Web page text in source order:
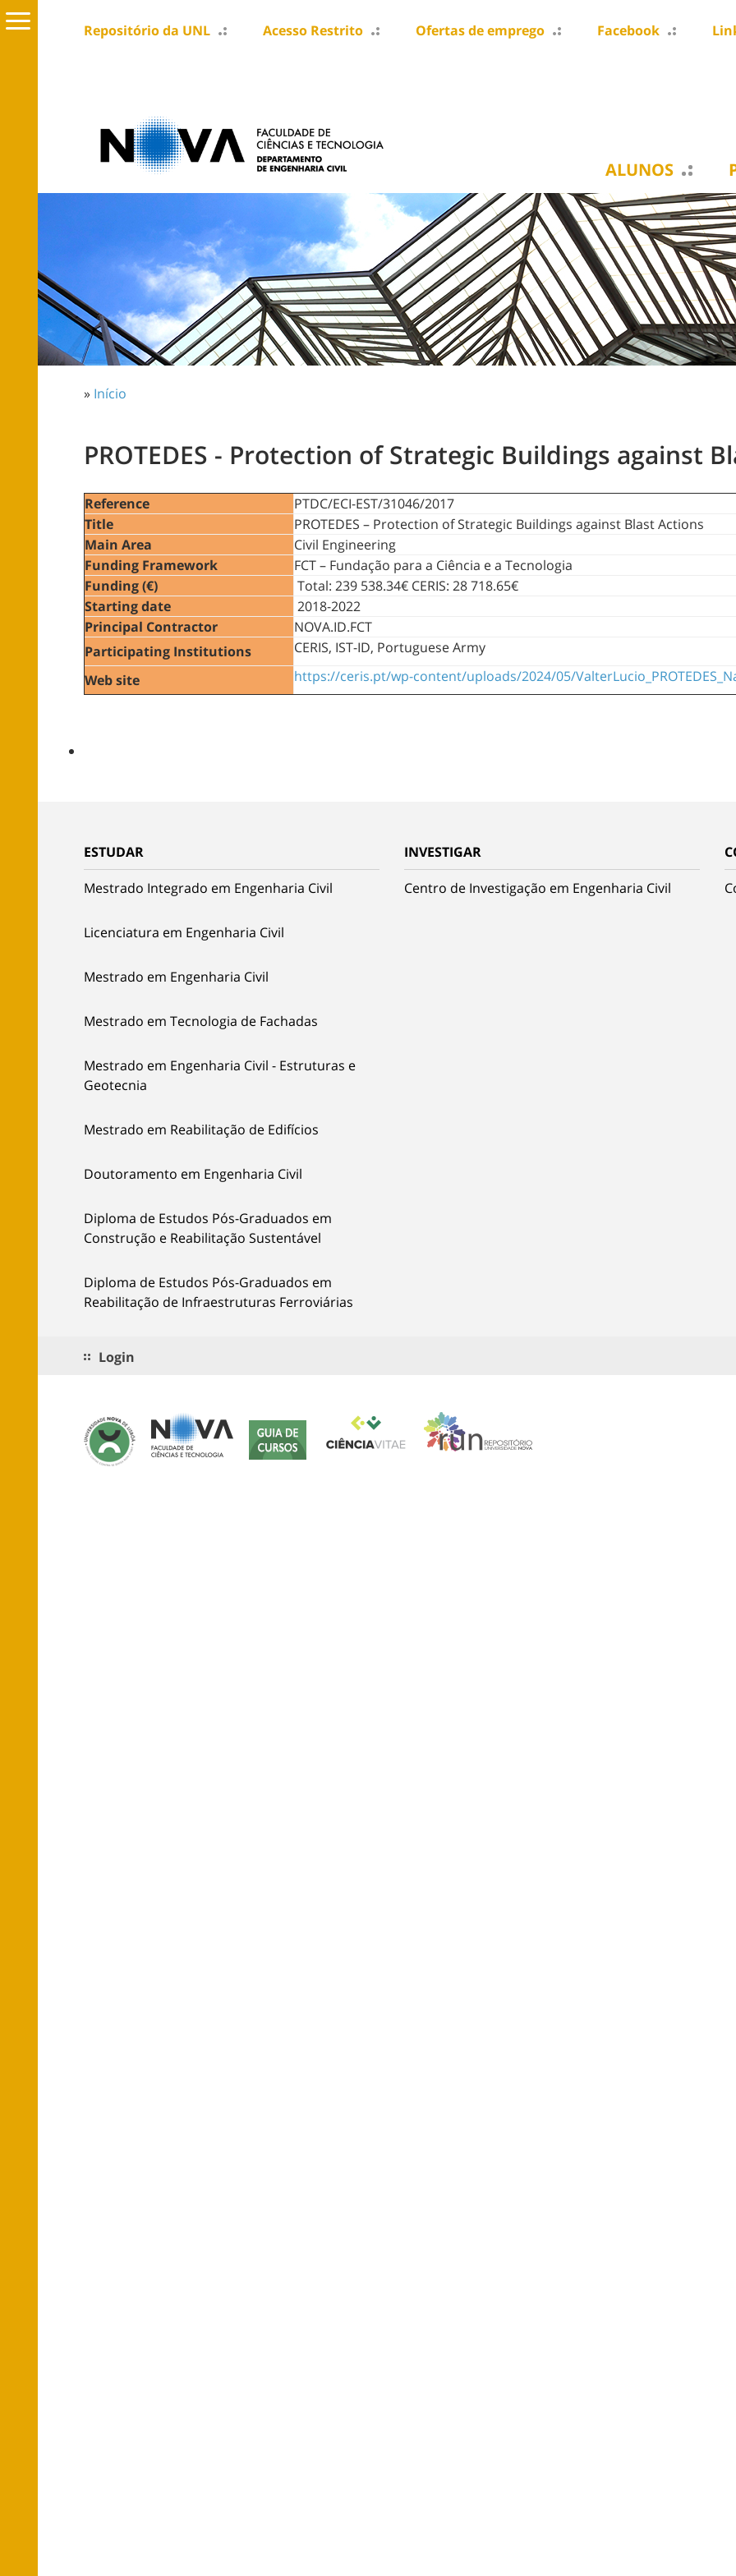
Repositório da UNL Acesso Restrito Ofertas de emprego Facebook
ALUNOS
» Início
PROTEDES - Protection of Strategic Buildings against
Reference
PTDC/ECI-EST/31046/2017
Title
PROTEDES – Protection of Strategic Buildings against Blast Actions
Main Area
Civil Engineering
Funding Framework
FCT – Fundação para a Ciência e a Tecnologia
Funding (€)
Total: 239 538.34€ CERIS: 28 718.65€
Starting date
2018-2022
Principal Contractor
NOVA.ID.FCT
Participating Institutions
CERIS, IST-ID, Portuguese Army
Web site
https://ceris.pt/wp-content/uploads/2024/05/
ESTUDAR
Mestrado Integrado em Engenharia Civil
Licenciatura em Engenharia Civil
Mestrado em Engenharia Civil
Mestrado em Tecnologia de Fachadas
Mestrado em Engenharia Civil - Estruturas e
Geotecnia
Mestrado em Reabilitação de Edifícios
Doutoramento em Engenharia Civil
Diploma de Estudos Pós-Graduados em
Construção e Reabilitação Sustentável
Diploma de Estudos Pós-Graduados em
Reabilitação de Infraestruturas Ferroviárias
INVESTIGAR
Centro de Investigação em Engenharia Civil
Login